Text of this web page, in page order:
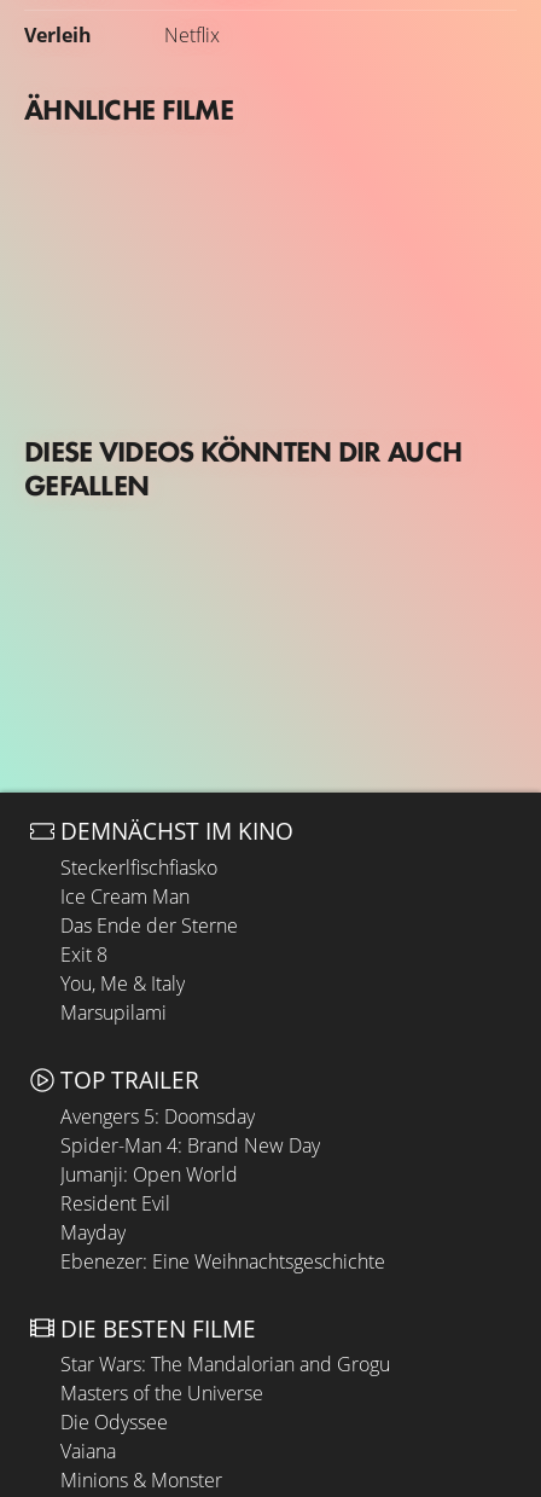
Verleih
Netflix
ÄHNLICHE FILME
DIESE VIDEOS KÖNNTEN DIR AUCH
GEFALLEN
DEMNÄCHST IM KINO
Steckerlfischfiasko
Ice Cream Man
Das Ende der Sterne
Exit 8
You, Me & Italy
Marsupilami
TOP TRAILER
Avengers 5: Doomsday
Spider-Man 4: Brand New Day
Jumanji: Open World
Resident Evil
Mayday
Ebenezer: Eine Weihnachtsgeschichte
DIE BESTEN FILME
Star Wars: The Mandalorian and Grogu
Masters of the Universe
Die Odyssee
Vaiana
Minions & Monster